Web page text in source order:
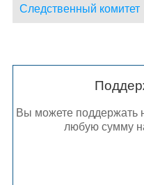
Следственный комитет
Вы можете поддержать
любую сумму